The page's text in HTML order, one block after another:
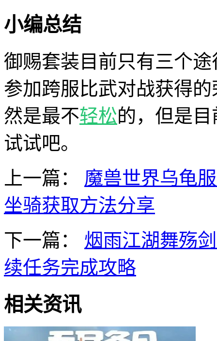
小编总结
御赐套装目前只有三个
参加跨服比武对战获得
然是最不轻松的，但是
试试吧。
上一篇：
魔兽世界乌龟
坐骑获取方法分享
下一篇：
烟雨江湖舞殇
续任务完成攻略
相关资讯